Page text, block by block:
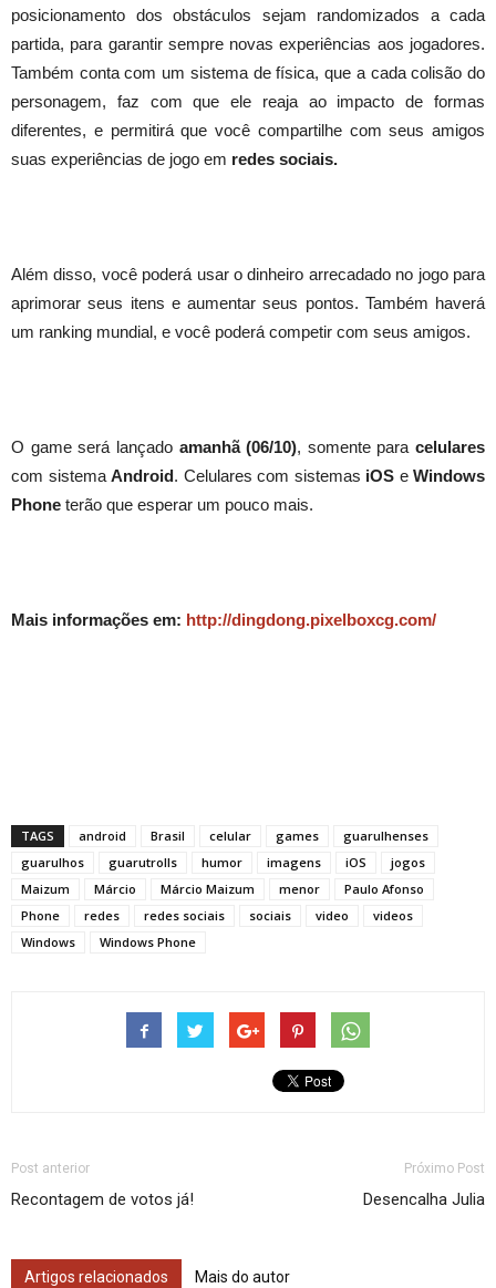
posicionamento dos obstáculos sejam randomizados a cada
partida, para garantir sempre novas experiências aos jogadores.
Também conta com um sistema de física, que a cada colisão do
personagem, faz com que ele reaja ao impacto de formas
diferentes, e permitirá que você compartilhe com seus amigos
suas experiências de jogo em redes sociais.
Além disso, você poderá usar o dinheiro arrecadado no jogo para
aprimorar seus itens e aumentar seus pontos. Também haverá
um ranking mundial, e você poderá competir com seus amigos.
O game será lançado amanhã (06/10), somente para celulares
com sistema Android. Celulares com sistemas iOS e Windows
Phone terão que esperar um pouco mais.
Mais informações em: http://dingdong.pixelboxcg.com/
TAGS android Brasil celular games
guarulhenses
guarulhos
guarutrolls humor imagens iOS
jogos
Maizum
Márcio Márcio Maizum menor
Paulo Afonso
Phone
redes redes sociais sociais video
videos
Windows
Windows Phone
Post anterior
Recontagem de votos já!
Próximo Post
Desencalha Julia
Artigos relacionados Mais do autor